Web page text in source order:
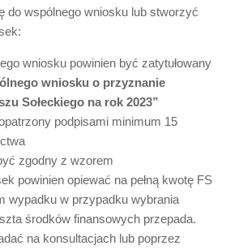
do wspólnego wniosku lub stworzyć
wniosku powinien być zatytułowany
wniosku o przyznanie
Sołeckiego na rok 2023”
podpisami minimum 15
zgodny z wzorem
powinien opiewać na pełną kwotę FS
wypadku w przypadku wybrania
środków finansowych przepada.
na konsultacjach lub poprzez